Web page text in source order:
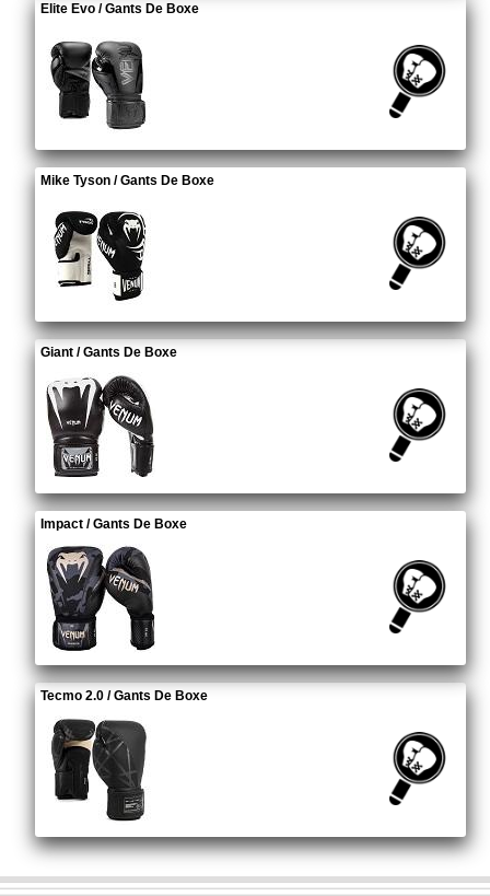
Elite Evo / Gants De Boxe
Mike Tyson / Gants De Boxe
Giant / Gants De Boxe
Impact / Gants De Boxe
Tecmo 2.0 / Gants De Boxe